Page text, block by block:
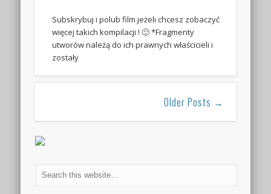
Subskrybuj i polub film jeżeli chcesz zobaczyć
więcej takich kompilacji ! 🙂 *Fragmenty
utworów należą do ich prawnych właścicieli i
zostały
Older Posts →